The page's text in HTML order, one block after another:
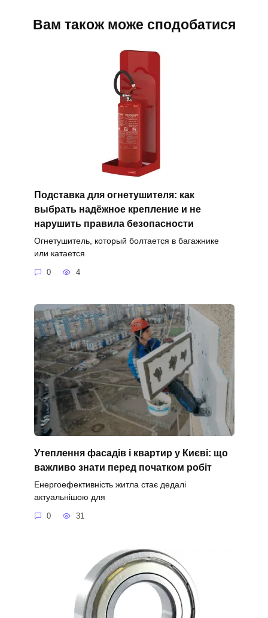
Вам також може сподобатися
Подставка для огнетушителя: как
выбрать надёжное крепление и не
нарушить правила безопасности
Огнетушитель, который болтается в багажнике
или катается
0 4
Утеплення фасадів і квартир у Києві: що
важливо знати перед початком робіт
Енергоефективність житла стає дедалі
актуальнішою для
0 31